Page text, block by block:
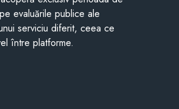
evaluările publice ale
serviciu diferit, ceea ce
între platforme.